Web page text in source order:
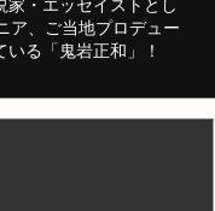
ア、ご当地プロデュー
る「鬼岩正和」！